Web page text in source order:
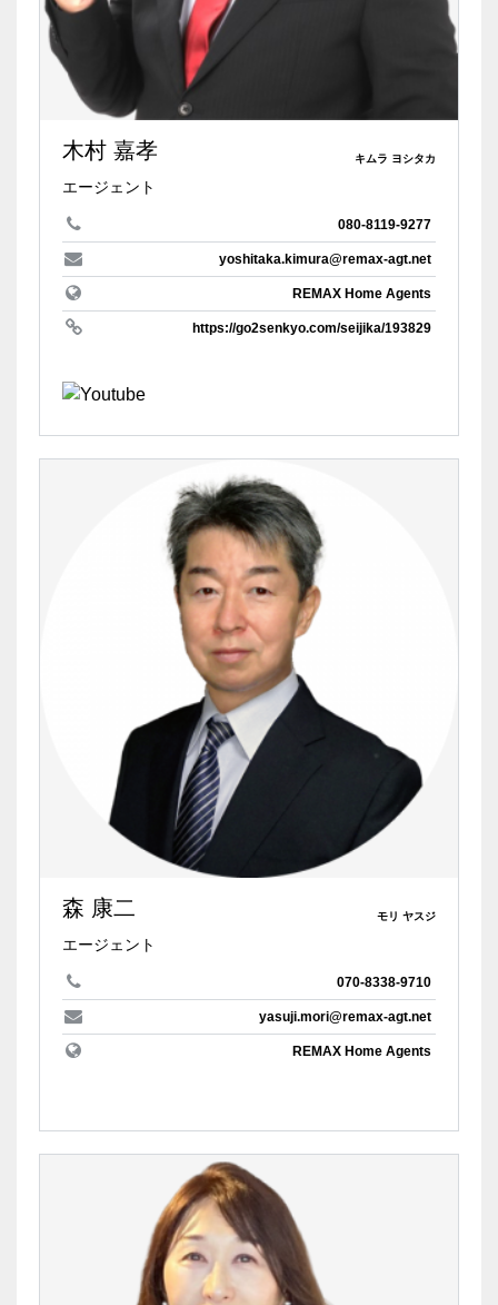
木村 嘉孝 キムラ ヨシタカ
エージェント
080-8119-9277
yoshitaka.kimura@remax-agt.net
REMAX Home Agents
https://go2senkyo.com/seijika/193829
森 康二 モリ ヤスジ
エージェント
070-8338-9710
yasuji.mori@remax-agt.net
REMAX Home Agents